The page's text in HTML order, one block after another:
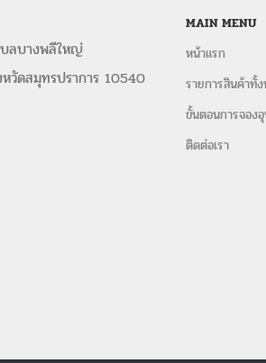
ลบางพลีใหญ่
วัดสมุทรปราการ 10540
MAIN MENU
หน้าแรก
รายการสินค้าทั้
ขั้นตอนการจอง
ติดต่อเรา